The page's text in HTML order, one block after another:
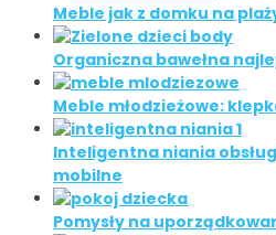
Meble jak z domku na
Organiczna bawełna
Meble młodzieżowe:
Inteligentna niania
mobilne
Pomysły na